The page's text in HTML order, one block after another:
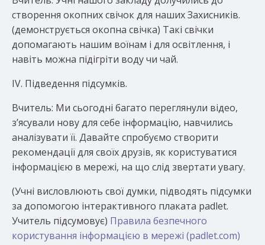
створення окопних свічок для наших Захисників.
(демонструється окопна свічка) Такі свічки
допомагають нашим воїнам і для освітлення, і
навіть можна підігріти воду чи чай.
IV. Підведення підсумків.
Вчитель: Ми сьогодні багато переглянули відео,
з’ясували нову для себе інформацію, навчились
аналізувати її. Давайте спробуємо створити
рекомендації для своїх друзів, як користуватися
інформацією в мережі, на що слід звертати увагу.
(Учні висловлюють свої думки, підводять підсумки
за допомогою інтерактивного плаката padlet.
Учитель підсумовує) Правила безпечного
користування інформацією в мережі (padlet.com)